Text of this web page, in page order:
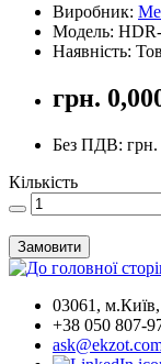
Виробник:
Модель:
Наявність:
грн.
Без ПДВ: грн.
Кількість
Замовити
03061,
+38 050 807-